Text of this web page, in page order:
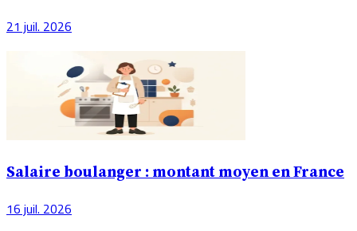
21 juil. 2026
Salaire boulanger : montant moyen en France
16 juil. 2026